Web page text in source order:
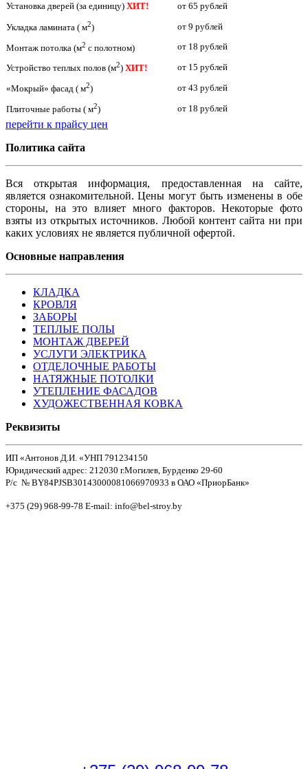
Установка дверей (за единицу) ХИТ! от 65 рублей
Укладка ламината ( м2) от 9 рублей
Монтаж потолка (м2 с полотном) от 18 рублей
Устройство теплых полов (м2) ХИТ! от 15 рублей
«Мокрый» фасад ( м2) от 43 рублей
Плиточные работы ( м2) от 18 рублей
перейти к прайсу цен
Политика сайта
Вся открытая информация, предоставленная на сайте,
является ознакомительной. Цены могут быть изменены в обе
стороны, на это влияет много факторов. Некоторые фото
взяты из открытых источников. Любой контент сайта ни при
каких условиях не является публичной офертой.
Основные направления
КЛАДКА
КРОВЛЯ
ЗАБОРЫ
ТЕПЛЫЕ ПОЛЫ
МОНТАЖ ДВЕРЕЙ
УСЛУГИ ЭЛЕКТРИКА
ОТДЕЛОЧНЫЕ РАБОТЫ
НАТЯЖНЫЕ ПОТОЛКИ
УТЕПЛЕНИЕ ФАСАДОВ
ХУДОЖЕСТВЕННАЯ КОВКА
Реквизиты
ИП «Антонов Д.И. «УНП 791234150
Юридический адрес: 212030 г.Могилев, Бурденко 29-60
Р/c № BY84PJSB30143000081066970933 в ОАО «ПриорБанк»
+375 (29) 968-99-78 E-mail: info@bel-stroy.by